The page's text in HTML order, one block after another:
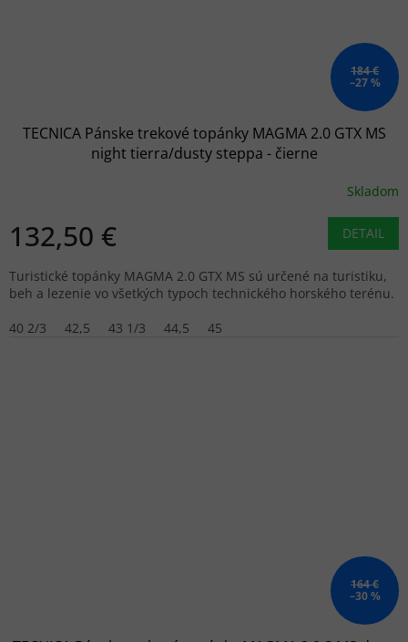
184 €
–27 %
TECNICA Pánske trekové topánky MAGMA 2.0 GTX MS
night tierra/dusty steppa - čierne
Skladom
132,50 € DETAIL
Turistické topánky MAGMA 2.0 GTX MS sú určené na turistiku,
beh a lezenie vo všetkých typoch technického horského terénu.
40 2/3
42,5 43 1/3 44,5 45
164 €
–30 %